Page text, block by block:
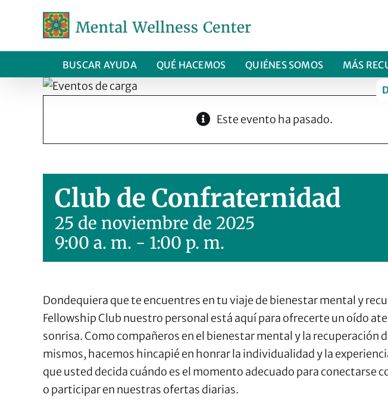
BUSCAR AYUDA QUÉ HACEMOS QUIÉNES SOMOS MÁS
Este evento ha pasado.
Club de Confraternidad
25 de noviembre de 2025
9:00 a. m. - 1:00 p. m.
Dondequiera que te encuentres en tu viaje de bienestar mental y
Fellowship Club nuestro personal está aquí para ofrecerte un oído
sonrisa. Como compañeros en el bienestar mental y la recuperación
mismos, hacemos hincapié en honrar la individualidad y la
que usted decida cuándo es el momento adecuado para conectarse
o participar en nuestras ofertas diarias.